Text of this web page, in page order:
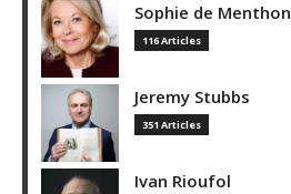
Sophie de Menthon
116 Articles
Jeremy Stubbs
351 Articles
Ivan Rioufol